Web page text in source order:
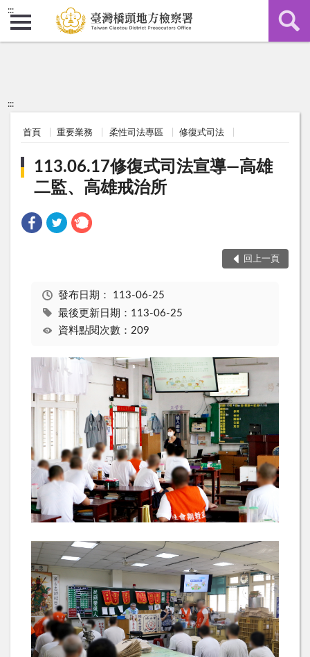
:::
:::
首頁 重要業務 柔性司法專區 修復式司法
113.06.17修復式司法宣導—高雄
二監、高雄戒治所
回上一頁
發布日期： 113-06-25
最後更新日期：113-06-25
資料點閱次數：209